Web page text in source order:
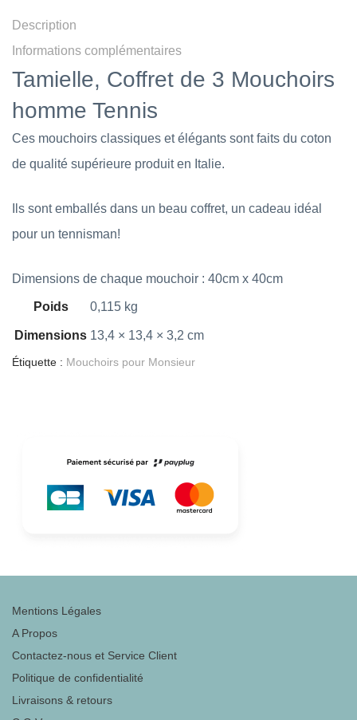
Description
Informations complémentaires
Tamielle, Coffret de 3 Mouchoirs
homme Tennis
Ces mouchoirs classiques et élégants sont faits du coton
de qualité supérieure produit en Italie.
Ils sont emballés dans un beau coffret, un cadeau idéal
pour un tennisman!
Dimensions de chaque mouchoir : 40cm x 40cm
Poids 0,115 kg
Dimensions 13,4 × 13,4 × 3,2 cm
Étiquette : Mouchoirs pour Monsieur
Mentions Légales
A Propos
Contactez-nous et Service Client
Politique de confidentialité
Livraisons & retours